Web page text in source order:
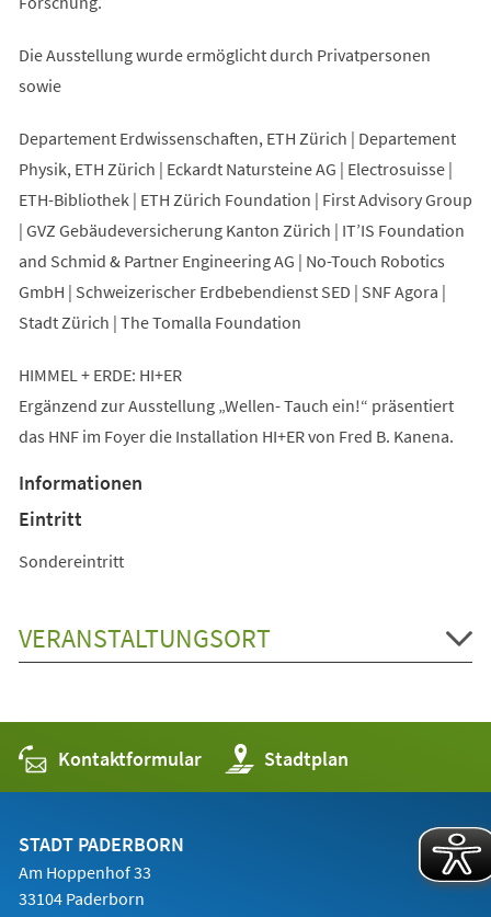
Die Ausstellung wurde ermöglicht durch Privatpersonen
sowie
Departement Erdwissenschaften, ETH Zürich | Departement
Physik, ETH Zürich | Eckardt Natursteine AG | Electrosuisse |
ETH-Bibliothek | ETH Zürich Foundation | First Advisory Group
| GVZ Gebäudeversicherung Kanton Zürich | IT’IS Foundation
and Schmid & Partner Engineering AG | No-Touch Robotics
GmbH | Schweizerischer Erdbebendienst SED | SNF Agora |
Stadt Zürich | The Tomalla Foundation
HIMMEL + ERDE: HI+ER
Ergänzend zur Ausstellung „Wellen- Tauch ein!“ präsentiert
das HNF im Foyer die Installation HI+ER von Fred B. Kanena.
Informationen
Eintritt
Sondereintritt
VERANSTALTUNGSORT
Kontaktformular Stadtplan
(Öffnet
in
einem
STADT PADERBORN
Am Hoppenhof 33
33104 Paderborn